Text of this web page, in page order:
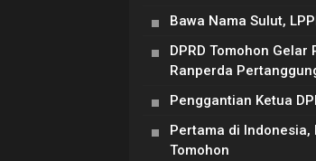
Bawa Nama Sulut,
DPRD Tomohon
Ranperda
Penggantian Ketua
Pertama di Indonesia,
Tomohon